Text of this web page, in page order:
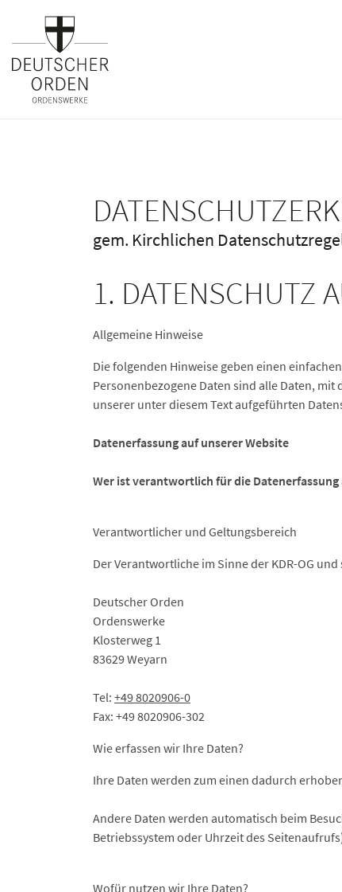
gem. Kirchlichen
1. DATENSCHUTZ
Allgemeine Hinweise
Die folgenden Hinweise geben einen
Personenbezogene Daten sind alle Daten,
unserer unter diesem Text aufgeführten
Datenerfassung auf unserer Website
Wer ist verantwortlich für die Datenerfassung
Verantwortlicher und Geltungsbereich
Der Verantwortliche im Sinne der KDR-OG
Deutscher Orden
Ordenswerke
Klosterweg 1
83629 Weyarn
Tel: +49 8020906-0
Fax: +49 8020906-302
Wie erfassen wir Ihre Daten?
Ihre Daten werden zum einen dadurch
Andere Daten werden automatisch beim
Betriebssystem oder Uhrzeit des
Wofür nutzen wir Ihre Daten?